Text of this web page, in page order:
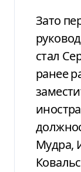
Зато
стал
ранее
Мудра,